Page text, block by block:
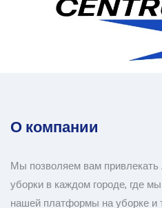
О компании
Мы позволяем вам
уборки в каждом городе, где
нашей платформы на уборке и